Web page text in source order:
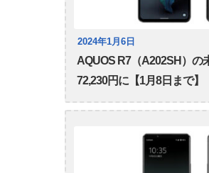
2024年1月6日
AQUOS R7（A202SH）の
72,230円に【1月8日まで】